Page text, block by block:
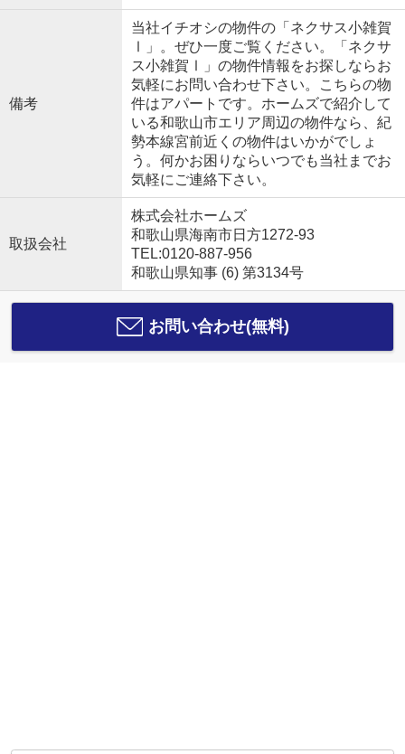
備考
当社イチオシの物件の「ネクサス小雑賀
Ⅰ」。ぜひ一度ご覧ください。「ネクサ
ス小雑賀Ⅰ」の物件情報をお探しならお
気軽にお問い合わせ下さい。こちらの物
件はアパートです。ホームズで紹介して
いる和歌山市エリア周辺の物件なら、紀
勢本線宮前近くの物件はいかがでしょ
う。何かお困りならいつでも当社までお
気軽にご連絡下さい。
取扱会社
株式会社ホームズ
和歌山県海南市日方1272-93
TEL:0120-887-956
和歌山県知事 (6) 第3134号
お問い合わせ(無料)